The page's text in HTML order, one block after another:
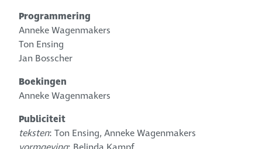
Programmering
Anneke Wagenmakers
Ton Ensing
Jan Bosscher
Boekingen
Anneke Wagenmakers
Publiciteit
teksten: Ton Ensing, Anneke Wagenmakers